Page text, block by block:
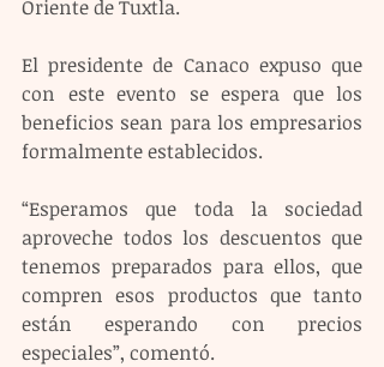
Oriente de Tuxtla.
El presidente de Canaco expuso que
con este evento se espera que los
beneficios sean para los empresarios
formalmente establecidos.
“Esperamos que toda la sociedad
aproveche todos los descuentos que
tenemos preparados para ellos, que
compren esos productos que tanto
están esperando con precios
especiales”, comentó.